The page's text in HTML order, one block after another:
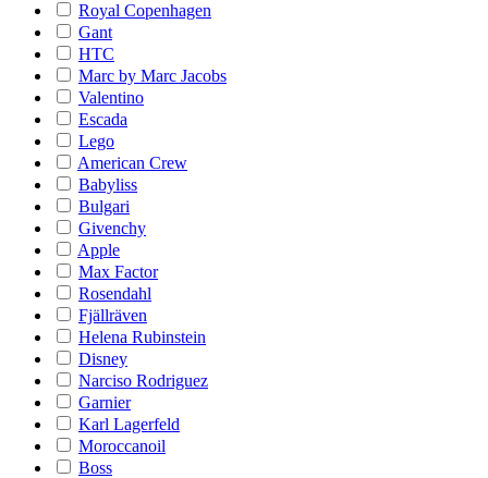
Royal Copenhagen
Gant
HTC
Marc by Marc Jacobs
Valentino
Escada
Lego
American Crew
Babyliss
Bulgari
Givenchy
Apple
Max Factor
Rosendahl
Fjällräven
Helena Rubinstein
Disney
Narciso Rodriguez
Garnier
Karl Lagerfeld
Moroccanoil
Boss